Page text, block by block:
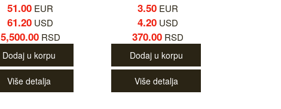
51.00 EUR
61.20 USD
5,500.00RSD
Dodaj u korpu
Više detalja
3.50EUR
4.20USD
370.00RSD
Dodaj u korpu
Više detalja